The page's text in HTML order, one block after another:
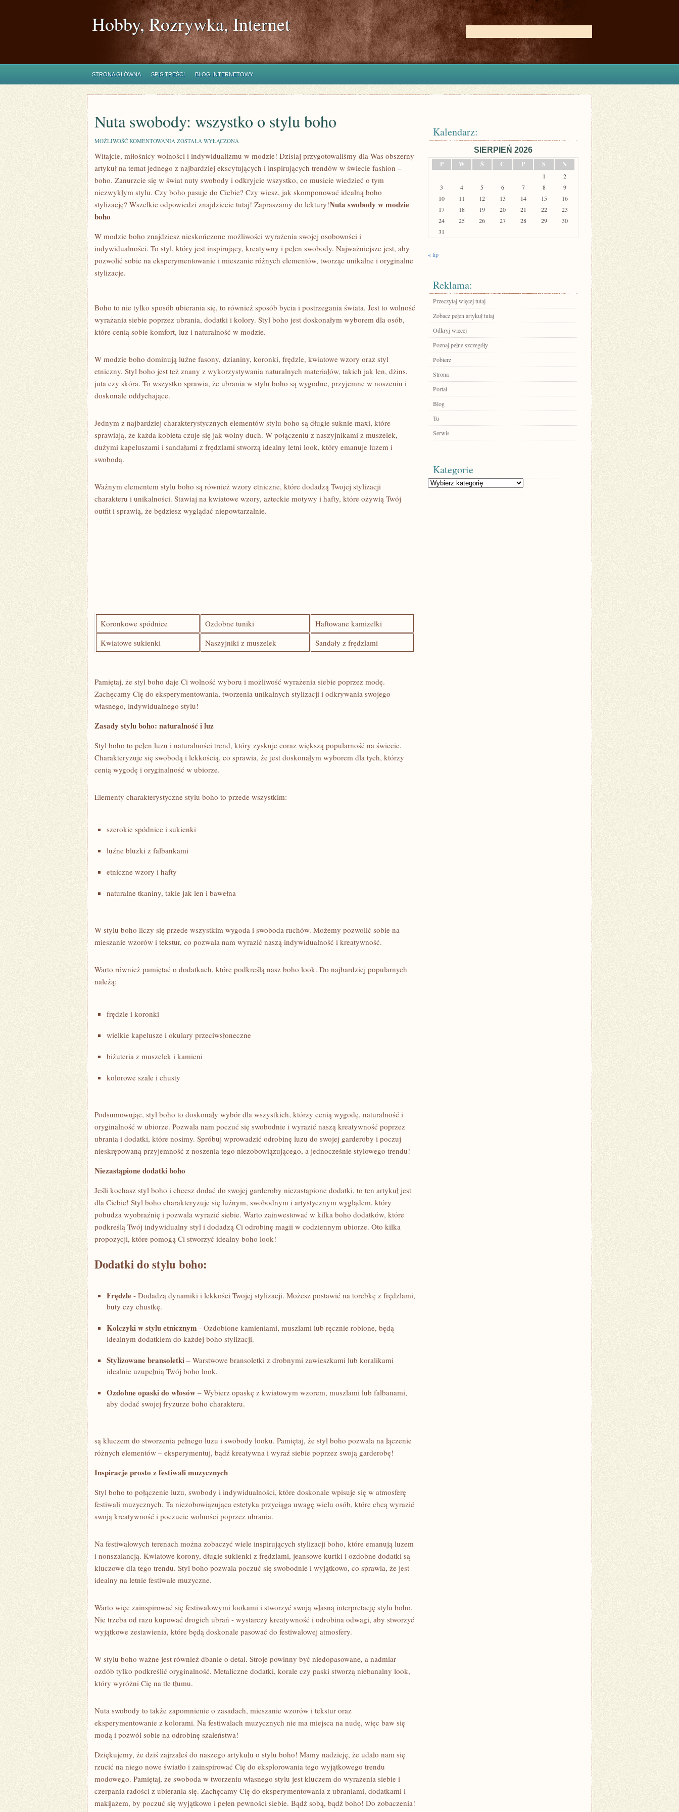
Hobby, Rozrywka, Internet
STRONA GŁÓWNA SPIS TREŚCI BLOG INTERNETOWY
Nuta swobody: wszystko o stylu boho
MOŻLIWOŚĆ KOMENTOWANIA NUTA
WSZYSTKO
STYLU
BOHO
ZOSTAŁA WYŁĄCZONA
Witajcie, miłośnicy wolności i indywidualizmu w modzie! Dzisiaj przygotowaliśmy​ dla Was obszerny
​artykuł na temat jednego⁣ z najbardziej ekscytujących i‍ inspirujących ⁣trendów w świecie fashion –
boho. ​Zanurzcie ​się w świat​ nuty swobody‌ i odkryjcie wszystko, ‌co musicie wiedzieć o tym
niezwykłym‍ stylu.⁢ Czy boho pasuje do Ciebie? Czy wiesz, jak skomponować idealną boho⁣
stylizację? Wszelkie odpowiedzi znajdziecie‍ tutaj! ‍Zapraszamy⁣ do lektury!Nuta‍ swobody‍ w modzie
boho
W modzie⁣ boho znajdziesz nieskończone możliwości wyrażenia swojej‍ osobowości ‍i
‌indywidualności.‍ To styl, który jest inspirujący, kreatywny ⁣i pełen swobody.‌ Najważniejsze jest, aby
pozwolić sobie na eksperymentowanie i ​mieszanie różnych elementów, tworząc unikalne i‌ oryginalne⁣
stylizacje.
Boho ​to nie tylko sposób ubierania się, to również sposób bycia i postrzegania⁢ świata. Jest to wolność
wyrażania siebie⁤ poprzez ubrania, dodatki i kolory. Styl ‌boho‌ jest‌ doskonałym wyborem‍ dla ‌osób,⁣
które ⁤cenią sobie komfort, luz i naturalność w modzie.
W modzie boho dominują luźne fasony,⁢ dzianiny, ​koronki, frędzle, kwiatowe wzory oraz⁤ styl
etniczny. Styl‌ boho‍ jest też znany z wykorzystywania naturalnych materiałów,⁢ takich jak⁢ len, ⁣dżins,
juta czy skóra. To wszystko​ sprawia, ​że ubrania ⁢w stylu boho są wygodne, przyjemne w noszeniu i
⁢doskonale oddychające.
Jednym z⁤ najbardziej charakterystycznych elementów stylu​ boho są długie suknie maxi, które
sprawiają,⁤ że⁢ każda kobieta ⁣czuje się jak ​wolny duch. W połączeniu z naszyjnikami z muszelek,
dużymi ⁤kapeluszami i sandałami ⁤z frędzlami stworzą ⁤idealny letni look, który emanuje luzem ⁢i ​
swobodą.
Ważnym elementem stylu boho są również wzory etniczne, które dodadzą‍ Twojej stylizacji
charakteru i ‍unikalności. ⁤Stawiaj na kwiatowe‌ wzory, azteckie motywy ⁤i hafty,⁤ które ożywią Twój
‍outfit⁢ i‌ sprawią, że​ będziesz wyglądać niepowtarzalnie.
Koronkowe spódnice Ozdobne tuniki
Haftowane‌ kamizelki
Kwiatowe sukienki
Naszyjniki⁤ z muszelek Sandały z frędzlami
Pamiętaj,⁣ że styl boho daje Ci wolność ‌wyboru i możliwość wyrażenia⁤ siebie‍ poprzez​ modę.
Zachęcamy‌ Cię do eksperymentowania, ​tworzenia unikalnych ⁤stylizacji i odkrywania swojego
własnego, indywidualnego stylu!
Zasady stylu⁣ boho: naturalność i luz
Styl boho to pełen luzu i⁣ naturalności trend,‍ który zyskuje ‌coraz większą popularność⁤ na świecie.
Charakteryzuje się swobodą i​ lekkością, co⁤ sprawia, że⁤ jest doskonałym wyborem dla tych, którzy
cenią wygodę i oryginalność w ubiorze.
Elementy charakterystyczne stylu boho to przede ⁣wszystkim:
szerokie spódnice ‌i sukienki
luźne bluzki⁢ z falbankami
etniczne ‌wzory i hafty
naturalne tkaniny, ‍takie jak len ⁤i bawełna
W stylu boho liczy się⁣ przede wszystkim wygoda i swoboda​ ruchów. Możemy pozwolić‍ sobie na
mieszanie wzorów i tekstur, co pozwala nam wyrazić naszą indywidualność⁤ i kreatywność.
Warto​ również ‍pamiętać o dodatkach, które podkreślą⁢ nasz boho look. Do najbardziej​ popularnych
należą:
frędzle i koronki
wielkie kapelusze i okulary przeciwsłoneczne
biżuteria z muszelek​ i kamieni
kolorowe​ szale​ i chusty
Podsumowując, styl ⁣boho to‌ doskonały wybór dla wszystkich, którzy cenią wygodę, naturalność i
oryginalność ​w​ ubiorze. ⁢Pozwala nam⁤ poczuć się⁤ swobodnie i wyrazić naszą ⁤kreatywność ‍poprzez
ubrania i dodatki, ⁢które nosimy. Spróbuj wprowadzić ⁢odrobinę luzu do⁤ swojej garderoby i poczuj
nieskrępowaną przyjemność z‍ noszenia ⁤tego ‍niezobowiązującego,⁤ a jednocześnie stylowego trendu!
Niezastąpione dodatki boho
Jeśli kochasz ‌styl boho i chcesz dodać do swojej garderoby niezastąpione dodatki, ⁢to ten artykuł​ jest⁣
dla Ciebie! Styl ⁢boho charakteryzuje się ⁢luźnym,‌ swobodnym⁢ i artystycznym wyglądem, który
⁤pobudza wyobraźnię i pozwala ​wyrazić siebie. Warto zainwestować w ⁣kilka boho dodatków,⁢ które
podkreślą Twój indywidualny⁢ styl i dodadzą Ci odrobinę magii w codziennym ubiorze. Oto ‌kilka
propozycji, które pomogą Ci stworzyć idealny ​boho look!
Dodatki ⁤do stylu boho:
Frędzle ​- Dodadzą dynamiki i lekkości Twojej stylizacji. Możesz⁢ postawić na torebkę z frędzlami,
buty czy chustkę.
Kolczyki ​w​ stylu⁤ etnicznym ⁤- Ozdobione kamieniami, muszlami lub ⁤ręcznie robione, będą
idealnym dodatkiem do każdej boho stylizacji.
Stylizowane bransoletki – Warstwowe bransoletki z drobnymi zawieszkami lub koralikami​
idealnie uzupełnią Twój boho ⁣look.
Ozdobne opaski do‌ włosów – Wybierz opaskę z kwiatowym wzorem, muszlami lub falbanami,
aby dodać swojej fryzurze boho charakteru.
są⁢ kluczem do stworzenia ‍pełnego luzu i swobody⁤ looku. Pamiętaj, że ‌styl boho pozwala ‍na⁣ łączenie
różnych‍ elementów⁣ – eksperymentuj, ​bądź kreatywna‍ i wyraź siebie poprzez ​swoją garderobę!
Inspiracje ‍prosto​ z festiwali muzycznych
Styl boho⁢ to połączenie⁣ luzu, swobody i indywidualności, ‌które ⁤doskonale⁤ wpisuje się ‍w atmosferę⁢
festiwali muzycznych. Ta niezobowiązująca estetyka przyciąga‍ uwagę wielu osób, które ⁢chcą wyrazić
swoją kreatywność i poczucie wolności ‌poprzez ubrania.
Na ​festiwalowych terenach można zobaczyć wiele ⁤inspirujących ⁤stylizacji​ boho, ​które emanują⁢ luzem
i‍ nonszalancją. Kwiatowe korony, długie sukienki z frędzlami, ⁣jeansowe kurtki i ‍ozdobne dodatki są
kluczowe dla ⁤tego trendu. Styl boho pozwala poczuć się swobodnie i wyjątkowo, co⁢ sprawia, że jest
idealny na letnie festiwale‍ muzyczne.
Warto więc zainspirować się festiwalowymi lookami ⁣i ‌stworzyć swoją własną interpretację stylu boho.
Nie⁤ trzeba od ⁢razu kupować‍ drogich ubrań ⁤-⁤ wystarczy​ kreatywność i odrobina odwagi, ⁤aby stworzyć
wyjątkowe zestawienia, ⁣które będą doskonale‌ pasować ​do festiwalowej atmosfery.
W stylu boho ważne⁢ jest również dbanie o detal. Stroje ​powinny​ być niedopasowane, a nadmiar
ozdób tylko​ podkreślić oryginalność. Metaliczne dodatki, korale‍ czy ⁢paski stworzą niebanalny look,
który wyróżni Cię na⁢ tle ‌tłumu.
Nuta swobody to także zapomnienie o zasadach, mieszanie wzorów ‌i tekstur ⁤oraz
eksperymentowanie z kolorami.‍ Na ​festiwalach muzycznych nie ma⁢ miejsca ‌na nudę, więc baw ‍się ​
modą i pozwól ‍sobie ‌na odrobinę szaleństwa!
Dziękujemy, że dziś zajrzałeś do ⁣naszego artykułu o stylu boho!​ Mamy nadzieję, że⁤ udało⁤ nam się
rzucić na niego nowe światło i ​zainspirować Cię do eksplorowania⁤ tego wyjątkowego⁤ trendu
modowego. Pamiętaj, że swoboda w⁣ tworzeniu własnego stylu jest kluczem​ do wyrażenia siebie i
czerpania radości z ‌ubierania się. Zachęcamy Cię do eksperymentowania z ​ubraniami, dodatkami i
⁣makijażem, ​by poczuć się wyjątkowo⁢ i pełen pewności siebie. Bądź sobą,⁣ bądź boho!​ Do zobaczenia!
Kalendarz:
SIERPIEŃ 2026
P
W Ś C P S N
1
2
3
4 5 6 7 8
9
10
11 12 13 14 15
16
17
18 19 20 21 22
23
24
25 26 27 28 29
30
31
« lip
Reklama:
Przeczytaj więcej tutaj
Zobacz pełen artykuł tutaj
Odkryj więcej
Poznaj pełne szczegóły
Pobierz
Strona
Portal
Blog
Tu
Serwis
Kategorie
Kategorie